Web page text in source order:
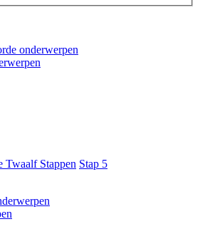
onderwerpen
Twaalf Stappen Stap 5